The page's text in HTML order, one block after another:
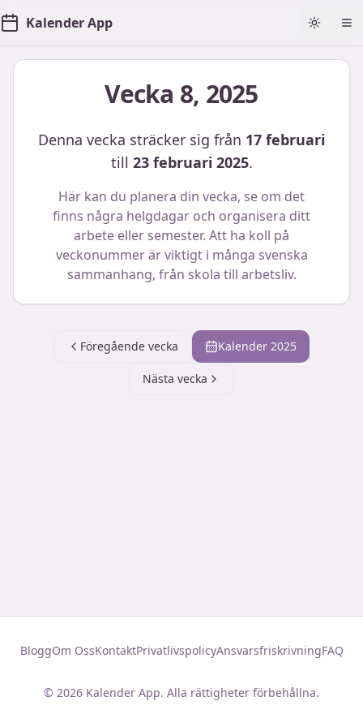
Kalender App Toggle
Vecka 8, 2025
Denna vecka sträcker sig från 17 februari
till 23 februari 2025.
Här kan du planera din vecka, se om det
finns några helgdagar och organisera ditt
arbete eller semester. Att ha koll på
veckonummer är viktigt i många svenska
sammanhang, från skola till arbetsliv.
Föregående vecka Kalender 2025
Nästa vecka
BloggOm OssKontaktPrivatlivspolicyAnsvarsfriskrivningFAQ
© 2026 Kalender App. Alla rättigheter förbehållna.